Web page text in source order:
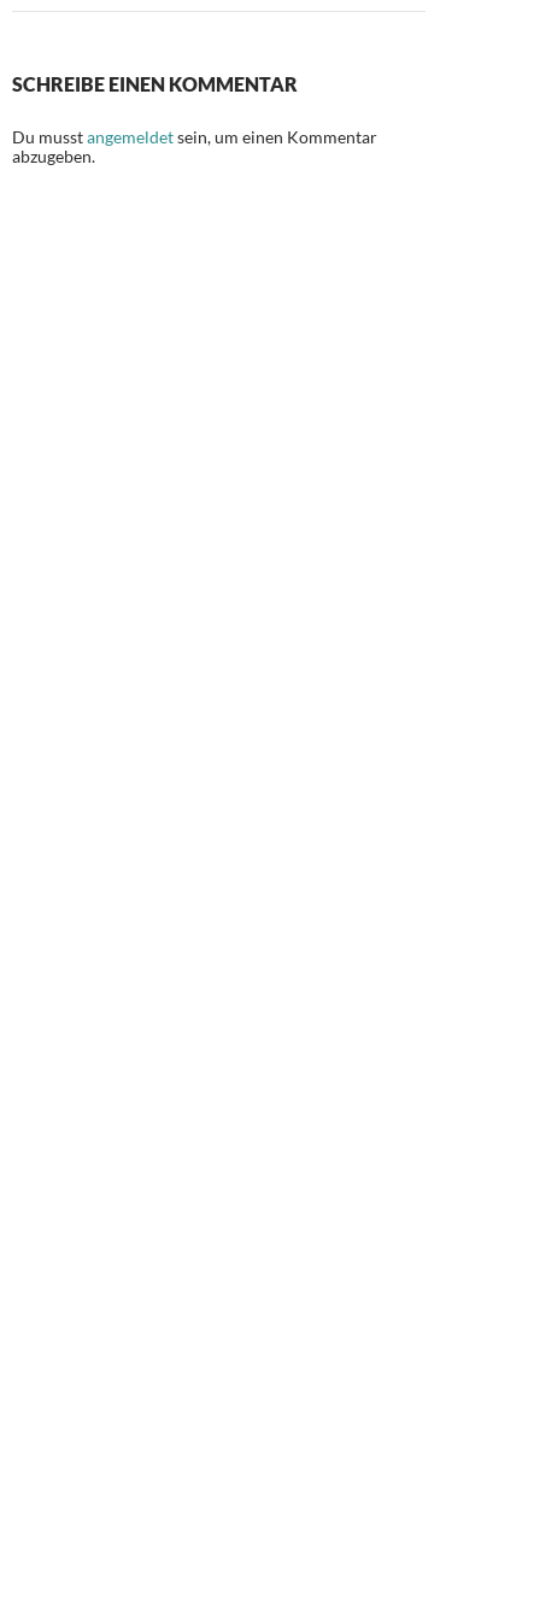
SCHREIBE EINEN KOMMENTAR
Du musstangemeldetsein, um einen Kommentar
abzugeben.